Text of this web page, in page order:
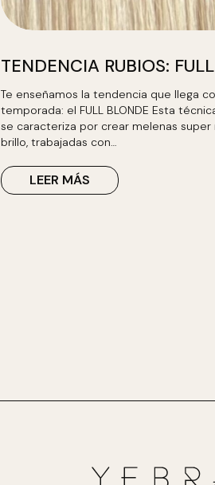
TENDENCIA RUBIOS:
Te enseñamos la tendencia que llega
temporada: el FULL BLONDE Esta
se caracteriza por crear melenas super
brillo, trabajadas con…
LEER MÁS